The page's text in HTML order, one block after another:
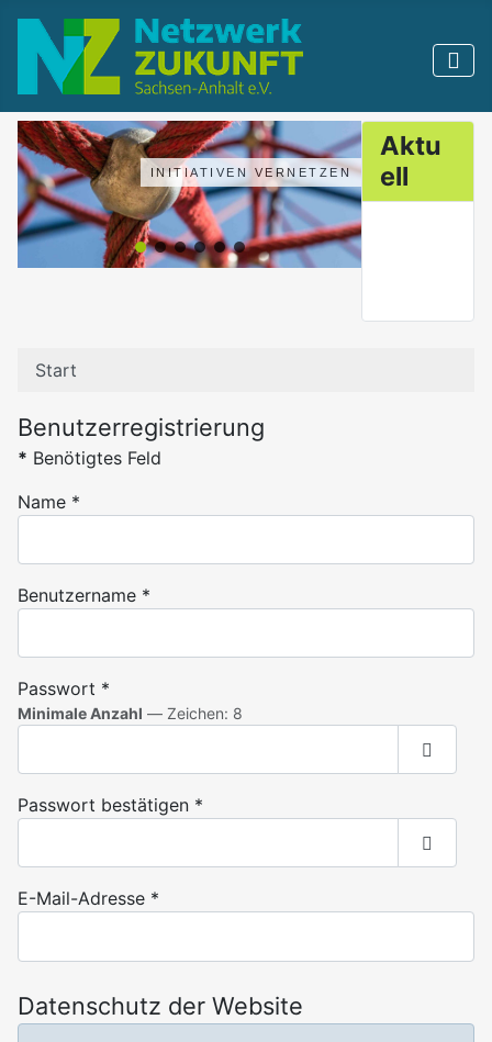
INITIATIVEN VERNETZEN
Aktu
ell
Start
Benutzerregistrierung
* Benötigtes Feld
Name *
Benutzername *
Passwort *
Minimale Anzahl — Zeichen: 8
Passwort bestätigen *
E-Mail-Adresse *
Datenschutz der Website